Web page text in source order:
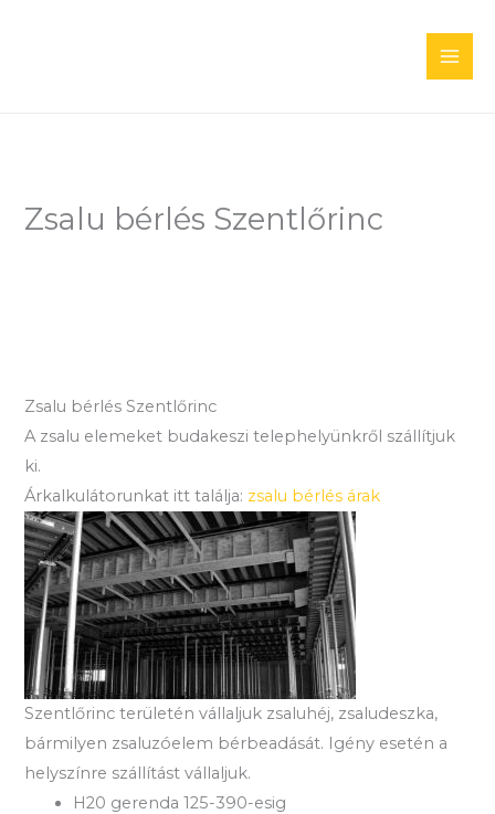
Zsalu bérlés Szentlőrinc
Zsalu bérlés Szentlőrinc
A zsalu elemeket budakeszi telephelyünkről szállítjuk
ki.
Árkalkulátorunkat itt találja: zsalu bérlés árak
Szentlőrinc területén vállaljuk zsaluhéj, zsaludeszka,
bármilyen zsaluzóelem bérbeadását. Igény esetén a
helyszínre szállítást vállaljuk.
H20 gerenda 125-390-esig